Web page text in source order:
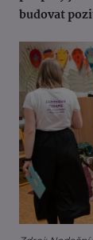
budovat